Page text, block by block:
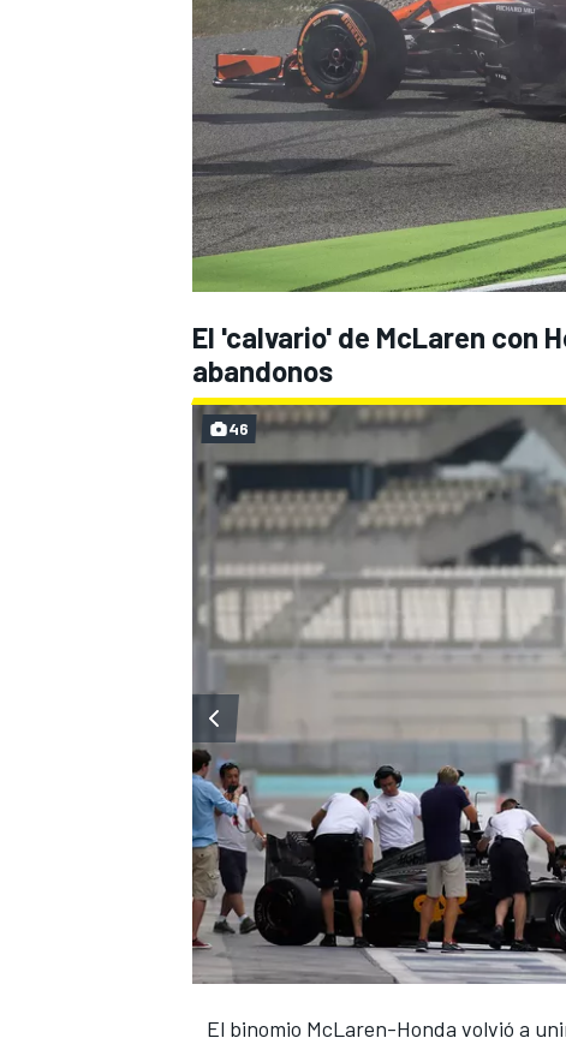
El 'calvario' de McLaren con
abandonos
El binomio McLaren-Honda volvió a
46